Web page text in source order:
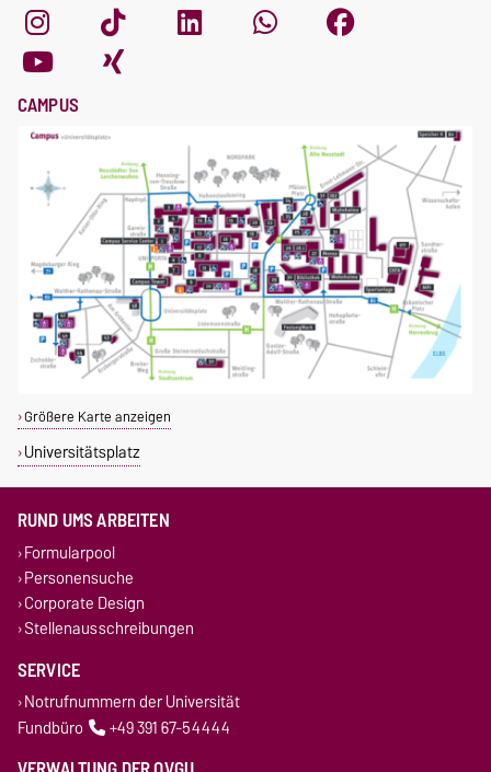
CAMPUS
Größere Karte anzeigen
Universitätsplatz
RUND UMS ARBEITEN
Formularpool
Personensuche
Corporate Design
Stellenausschreibungen
SERVICE
Notrufnummern der Universität
Fundbüro
+49 391 67-54444